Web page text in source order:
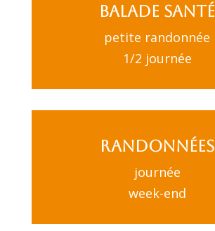
Balade santé
petite randonnée
1/2 journée
Randonnées
journée
week-end